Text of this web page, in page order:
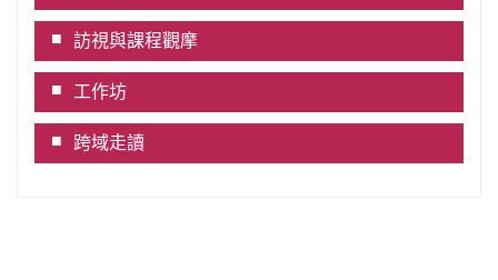
訪視與課程觀摩
工作坊
跨域走讀